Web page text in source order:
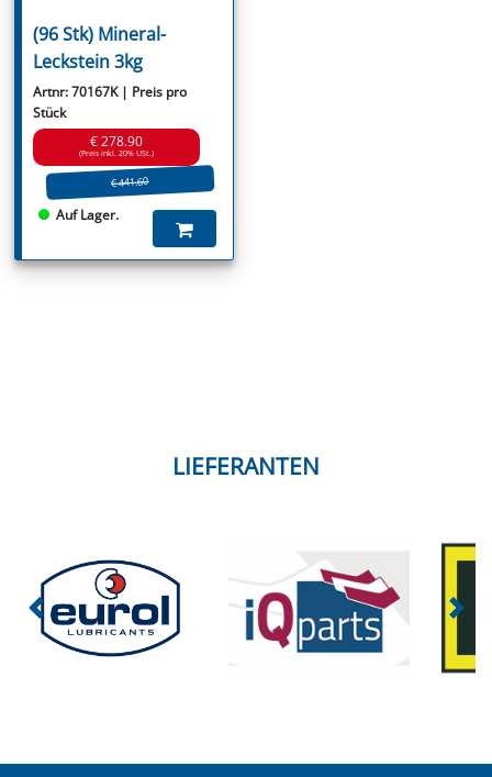
(96 Stk) Mineral-
Leckstein 3kg
Artnr: 70167K | Preis pro
Stück
€ 278.90
(Preis inkl. 20% USt.)
€ 441.60
Auf Lager.
LIEFERANTEN